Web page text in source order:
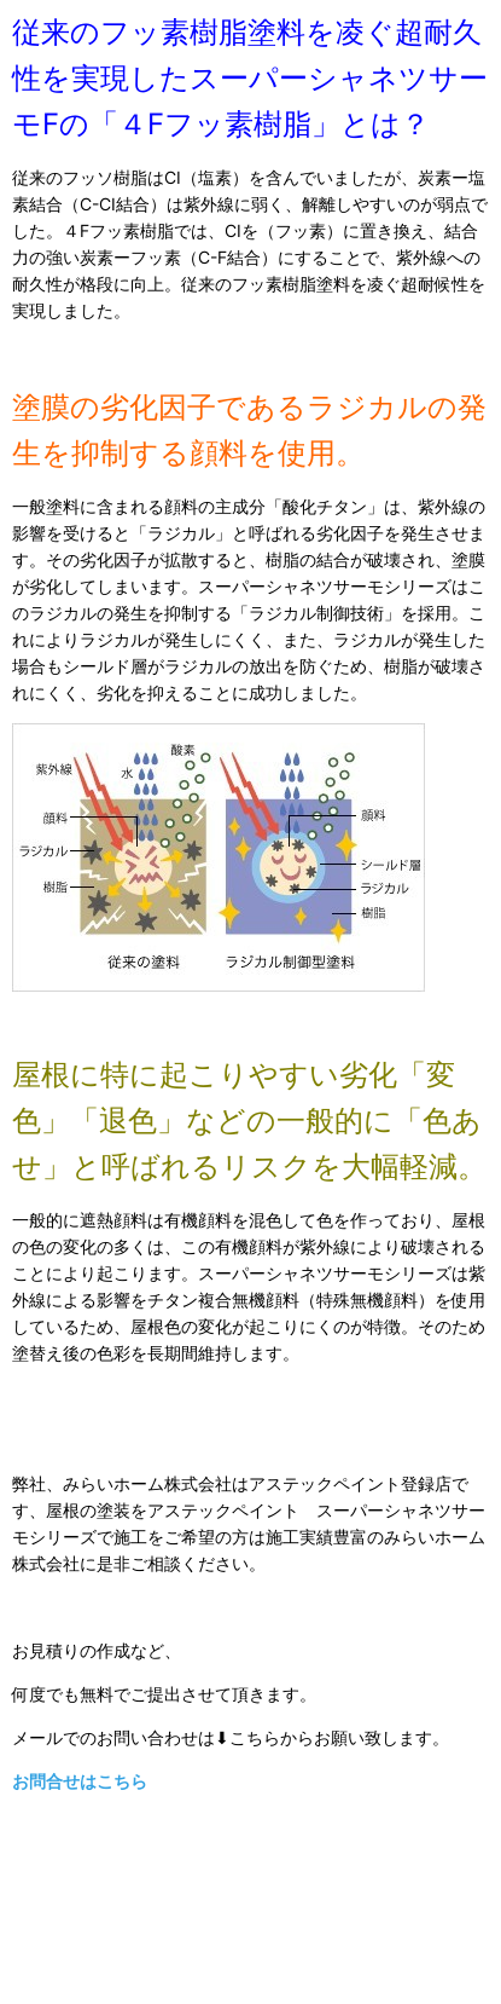
従来のフッ素樹脂塗料を凌ぐ超耐久
性を実現したスーパーシャネツサー
モFの「４Fフッ素樹脂」とは？
従来のフッソ樹脂はCI（塩素）を含んでいましたが、炭素ー塩
素結合（C-CI結合）は紫外線に弱く、解離しやすいのが弱点で
した。４Fフッ素樹脂では、CIを（フッ素）に置き換え、結合
力の強い炭素ーフッ素（C-F結合）にすることで、紫外線への
耐久性が格段に向上。従来のフッ素樹脂塗料を凌ぐ超耐候性を
実現しました。
塗膜の劣化因子であるラジカルの発
生を抑制する顔料を使用。
一般塗料に含まれる顔料の主成分「酸化チタン」は、紫外線の
影響を受けると「ラジカル」と呼ばれる劣化因子を発生させま
す。その劣化因子が拡散すると、樹脂の結合が破壊され、塗膜
が劣化してしまいます。スーパーシャネツサーモシリーズはこ
のラジカルの発生を抑制する「ラジカル制御技術」を採用。こ
れによりラジカルが発生しにくく、また、ラジカルが発生した
場合もシールド層がラジカルの放出を防ぐため、樹脂が破壊さ
れにくく、劣化を抑えることに成功しました。
屋根に特に起こりやすい劣化「変
色」「退色」などの一般的に「色あ
せ」と呼ばれるリスクを大幅軽減。
一般的に遮熱顔料は有機顔料を混色して色を作っており、屋根
の色の変化の多くは、この有機顔料が紫外線により破壊される
ことにより起こります。スーパーシャネツサーモシリーズは紫
外線による影響をチタン複合無機顔料（特殊無機顔料）を使用
しているため、屋根色の変化が起こりにくのが特徴。そのため
塗替え後の色彩を長期間維持します。
弊社、みらいホーム株式会社はアステックペイント登録店で
す、屋根の塗装をアステックペイント スーパーシャネツサー
モシリーズで施工をご希望の方は施工実績豊富のみらいホーム
株式会社に是非ご相談ください。
お見積りの作成など、
何度でも無料でご提出させて頂きます。
メールでのお問い合わせは⬇こちらからお願い致します。
お問合せはこちら